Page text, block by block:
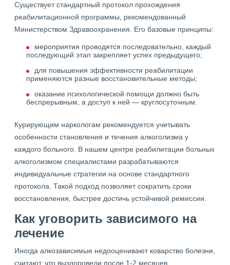
Существует стандартный протокол прохождения
реабилитационной программы, рекомендованный
Министерством Здравоохранения. Его базовые принципы:
мероприятия проводятся последовательно, каждый
последующий этап закрепляет успех предыдущего;
для повышения эффективности реабилитации
применяются разные восстановительные методы;
оказание психологической помощи должно быть
беспрерывным, а доступ к ней — круглосуточным.
Курирующим наркологам рекомендуется учитывать
особенности становления и течения алкоголизма у
каждого больного. В нашем центре реабилитации больных
алкоголизмом специалистами разрабатываются
индивидуальные стратегии на основе стандартного
протокола. Такой подход позволяет сократить сроки
восстановления, быстрее достичь устойчивой ремиссии.
Как уговорить зависимого на
лечение
Иногда алкозависимые недооценивают коварство болезни,
считают, что выздоровели после 1-2 месяцев